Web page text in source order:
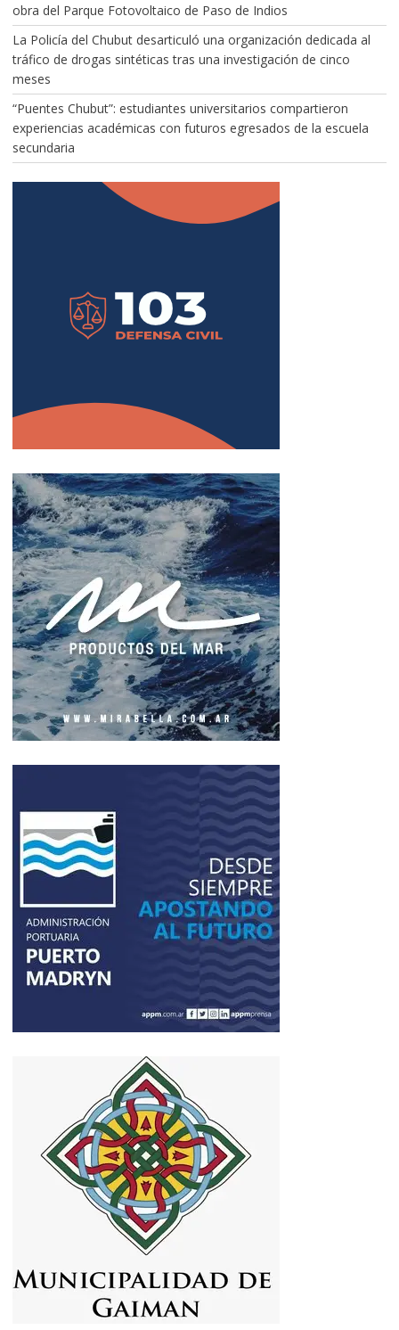
obra del Parque Fotovoltaico de Paso de Indios
La Policía del Chubut desarticuló una organización dedicada al
tráfico de drogas sintéticas tras una investigación de cinco
meses
“Puentes Chubut”: estudiantes universitarios compartieron
experiencias académicas con futuros egresados de la escuela
secundaria